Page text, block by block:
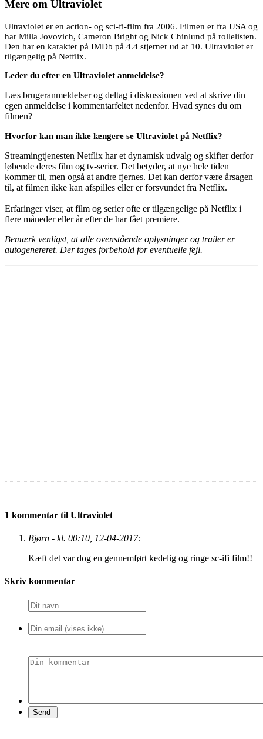
Mere om Ultraviolet
Ultraviolet er en action- og sci-fi-film fra 2006. Filmen er fra USA og
har Milla Jovovich, Cameron Bright og Nick Chinlund på rollelisten.
Den har en karakter på IMDb på 4.4 stjerner ud af 10. Ultraviolet er
tilgængelig på Netflix.
Leder du efter en Ultraviolet anmeldelse?
Læs brugeranmeldelser og deltag i diskussionen ved at skrive din
egen anmeldelse i kommentarfeltet nedenfor. Hvad synes du om
filmen?
Hvorfor kan man ikke længere se Ultraviolet på Netflix?
Streamingtjenesten Netflix har et dynamisk udvalg og skifter derfor
løbende deres film og tv-serier. Det betyder, at nye hele tiden
kommer til, men også at andre fjernes. Det kan derfor være årsagen
til, at filmen ikke kan afspilles eller er forsvundet fra Netflix.
Erfaringer viser, at film og serier ofte er tilgængelige på Netflix i
flere måneder eller år efter de har fået premiere.
Bemærk venligst, at alle ovenstående oplysninger og trailer er
autogenereret. Der tages forbehold for eventuelle fejl.
1 kommentar til Ultraviolet
Bjørn - kl. 00:10, 12-04-2017:
Kæft det var dog en gennemført kedelig og ringe sc-ifi film!!
Skriv kommentar